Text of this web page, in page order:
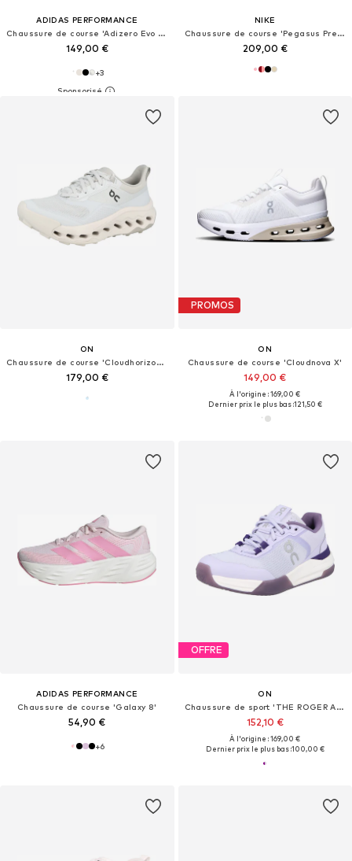
ADIDAS PERFORMANCE
Chaussure de course 'Adizero Evo SL'
149,00 €
+3
NIKE
Chaussure de course 'Pegasus Premium'
209,00 €
ON
Chaussure de course 'Cloudhorizon 2'
179,00 €
PROMOS
ON
Chaussure de course 'Cloudnova X'
149,00 €
À l'origine : 169,00 €
Dernier prix le plus bas :121,50 €
ADIDAS PERFORMANCE
Chaussure de course 'Galaxy 8'
54,90 €
+6
OFFRE
ON
Chaussure de sport 'THE ROGER ADV Pro Clay'
152,10 €
À l'origine : 169,00 €
Dernier prix le plus bas :100,00 €